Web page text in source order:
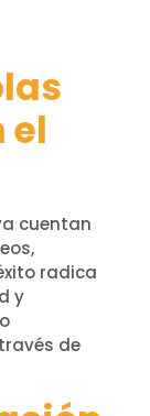
el
cuentan
radica
y
de